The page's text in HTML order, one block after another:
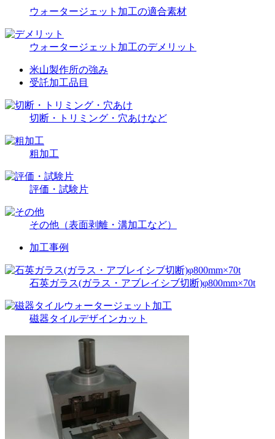
ウォータージェット加工の適合素材
ウォータージェット加工のデメリット
米山製作所の強み
受託加工品目
切断・トリミング・穴あけなど
粗加工
評価・試験片
その他（表面剥離・溝加工など）
加工事例
石英ガラス(ガラス・アブレイシブ切断)φ800mm×70t
磁器タイルデザインカット